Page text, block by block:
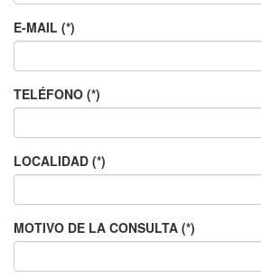
E-MAIL (*)
TELÉFONO (*)
LOCALIDAD (*)
MOTIVO DE LA CONSULTA (*)